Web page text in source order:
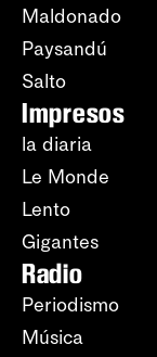
Maldonado
Paysandú
Salto
Impresos
la diaria
Le Monde
Lento
Gigantes
Radio
Periodismo
Música